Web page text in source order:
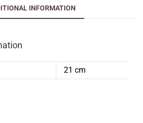
INFORMATION
21 cm